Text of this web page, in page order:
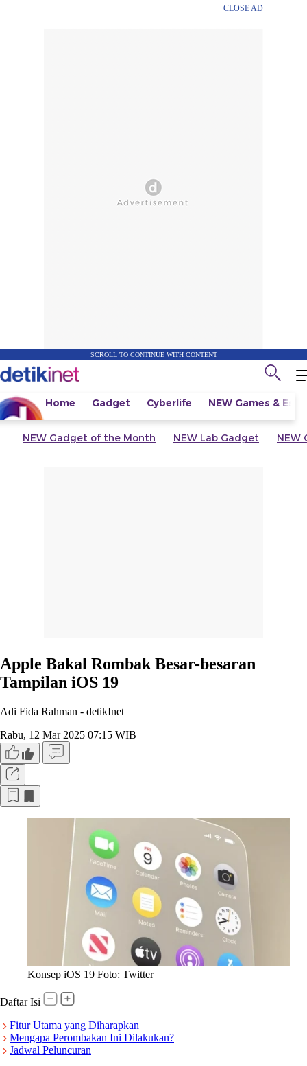
CLOSE AD
SCROLL TO CONTINUE WITH CONTENT
Home Gadget Cyberlife NEW Games &
NEW Gadget of the Month NEW Lab Gadget NEW
Apple Bakal Rombak Besar-besaran
Tampilan iOS 19
Adi Fida Rahman - detikInet
Rabu, 12 Mar 2025 07:15 WIB
Konsep iOS 19 Foto: Twitter
Daftar Isi
Fitur Utama yang Diharapkan
Mengapa Perombakan Ini Dilakukan?
Jadwal Peluncuran